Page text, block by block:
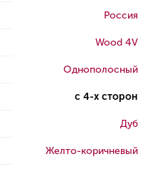
Россия
Wood 4V
Однополосный
с 4-х сторон
Дуб
Желто-коричневый